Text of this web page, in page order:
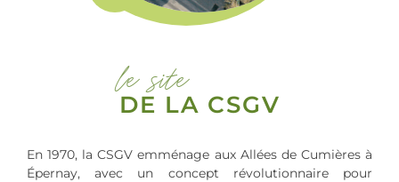
le site
DE LA CSGV
En 1970, la CSGV emménage aux Allées de Cumières à
Épernay, avec un concept révolutionnaire pour